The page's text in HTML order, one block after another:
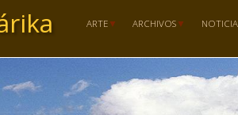
ARTE ARCHIVOS